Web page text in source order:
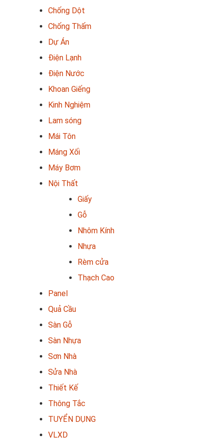
Chống Dột
Chống Thấm
Dự Án
Điện Lạnh
Điện Nước
Khoan Giếng
Kinh Nghiệm
Lam sóng
Mái Tôn
Máng Xối
Máy Bơm
Nội Thất
Giấy
Gỗ
Nhôm Kính
Nhựa
Rèm cửa
Thạch Cao
Panel
Quả Cầu
Sàn Gỗ
Sàn Nhựa
Sơn Nhà
Sửa Nhà
Thiết Kế
Thông Tắc
TUYỂN DỤNG
VLXD